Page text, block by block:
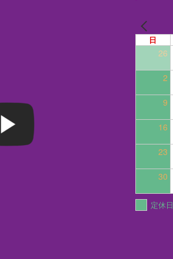
日
26
2
9
16
23
30
定休日